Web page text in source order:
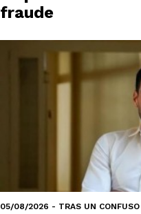
fraude
05/08/2026 - TRAS UN CONFUSO